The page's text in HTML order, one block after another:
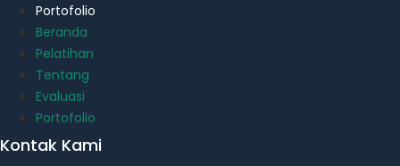
Portofolio
Beranda
Pelatihan
Tentang
Evaluasi
Portofolio
Kontak Kami